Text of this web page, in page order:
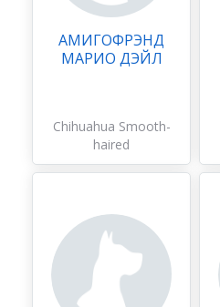
АМИГОФРЭНД
МАРИО ДЭЙЛ
Chihuahua Smooth-
haired